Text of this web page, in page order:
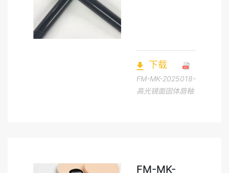
下载
FM-MK-2025018-
高光镜面固体唇釉
FM-MK-